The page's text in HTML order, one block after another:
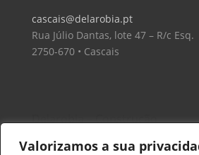
Valorizamos a sua
cascais@delarobia.pt
Rua Júlio Dantas, lote 47 – R/c Esq.
2750-670 • Cascais
Delarobia – Construção
912 441 514